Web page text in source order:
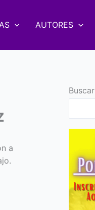
AUTORES
a
Buscar